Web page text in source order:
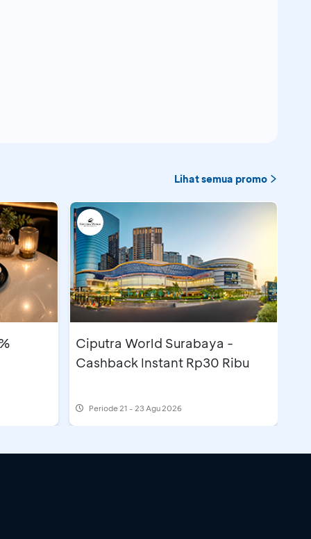
Lihat semua promo
Ciputra World Surabaya -
Cashback Instant Rp30 Ribu
Periode21 - 23 Agu 2026